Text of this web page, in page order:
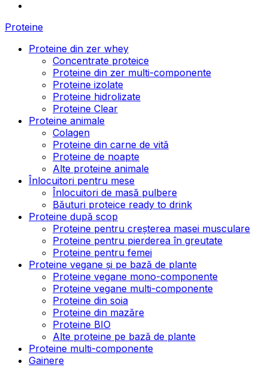
Proteine
Proteine din zer whey
Concentrate proteice
Proteine din zer multi-componente
Proteine izolate
Proteine hidrolizate
Proteine Clear
Proteine animale
Colagen
Proteine din carne de vită
Proteine de noapte
Alte proteine animale
Înlocuitori pentru mese
Înlocuitori de masă pulbere
Băuturi proteice ready to drink
Proteine după scop
Proteine pentru creșterea masei musculare
Proteine pentru pierderea în greutate
Proteine pentru femei
Proteine vegane și pe bază de plante
Proteine vegane mono-componente
Proteine vegane multi-componente
Proteine din soia
Proteine din mazăre
Proteine BIO
Alte proteine pe bază de plante
Proteine multi-componente
Gainere